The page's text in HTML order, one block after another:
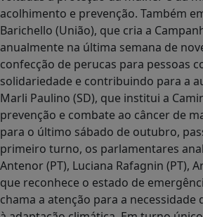
acolhimento e prevenção. Também
Barichello (União), que cria a
anualmente na última semana de
confecção de perucas para pessoas
solidariedade e contribuindo para a
Marli Paulino (SD), que institui a
prevenção e combate ao câncer de
para o último sábado de outubro,
primeiro turno, os parlamentares
Antenor (PT), Luciana Rafagnin (PT),
que reconhece o estado de
chama a atenção para a